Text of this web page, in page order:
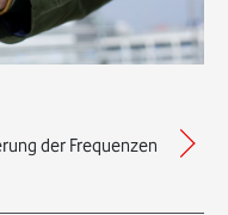
der Frequenzen